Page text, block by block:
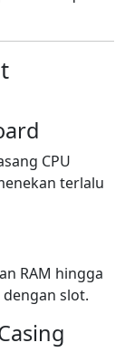
CPU
terlalu
RAM hingga
slot.